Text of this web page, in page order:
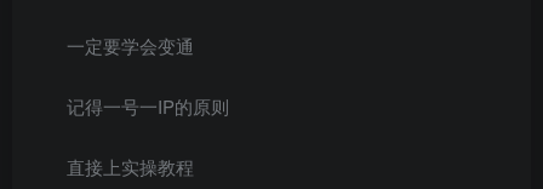
一定要学会变通
记得一号一IP的原则
直接上实操教程